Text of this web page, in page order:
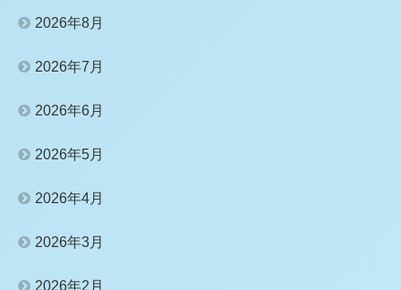
2026年8月
2026年7月
2026年6月
2026年5月
2026年4月
2026年3月
2026年2月